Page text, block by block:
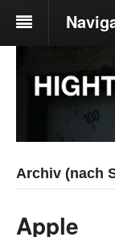
Archiv (nach
Apple